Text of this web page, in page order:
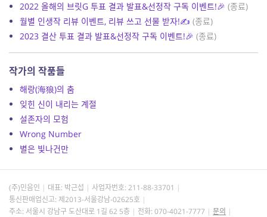
2022 올해의 브릿G 투표 결과 발표&선정작 구독 이벤트!🎉(종료)
월별 인생작 리뷰 이벤트, 리뷰 쓰고 선물 받자!✍️(종료)
2023 결산 투표 결과 발표&선정작 구독 이벤트!🎉(종료)
작가의 작품들
해랑(海狼)의 춤
잊힌 신이 내리는 계절
설존자의 모험
Wrong Number
별은 빛나건만
(주)민음인 대표: 박근섭 사업자번호: 211-88-33701
통신판매업신고: 제2013-서울강남-02625호
주소: 서울시 강남구 도산대로 1길 62 5층
전화: 070-4021-7777 문의